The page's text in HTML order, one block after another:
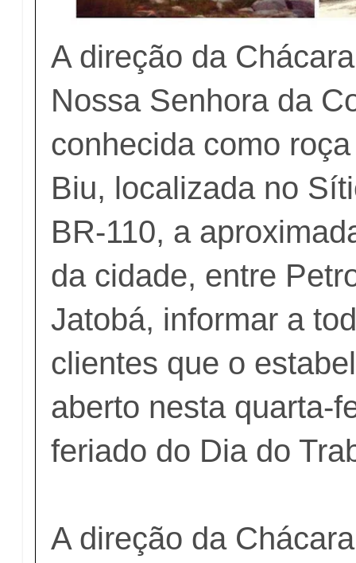
A direção da
Nossa Senhora da
conhecida como
Biu, localizada no
BR-110, a
da cidade, entre
Jatobá, informar a
clientes que o
aberto nesta quarta-
feriado do Dia do
A direção da